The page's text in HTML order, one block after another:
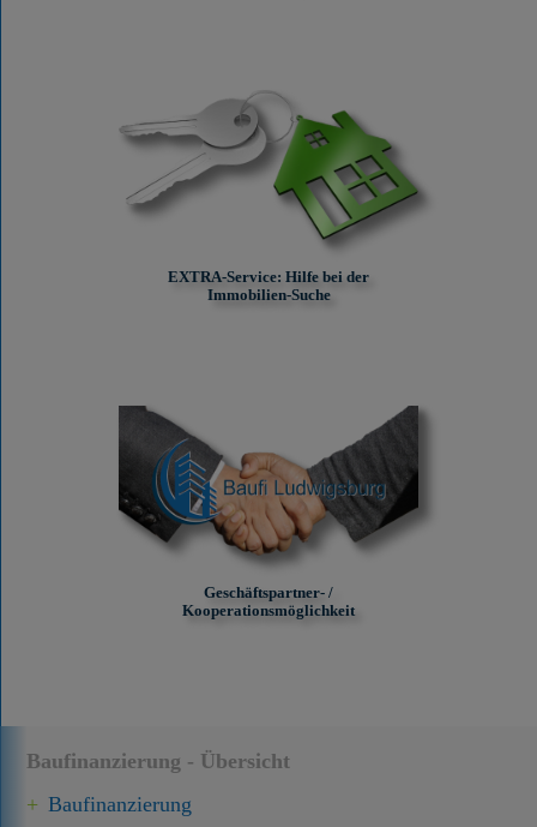
Baufinanzierung - Übersicht
Baufinanzierung
EXTRA-Service: Hilfe bei der
Immobilien-Suche
Geschäftspartner- /
Kooperationsmöglichkeit